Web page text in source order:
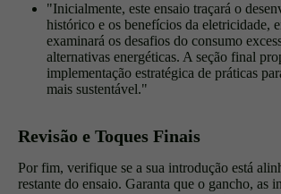
"Inicialmente, este ensaio traçará o
histórico e os benefícios da eletricidade,
examinará os desafios do consumo
alternativas energéticas. A seção final
implementação estratégica de práticas
mais sustentável."
Revisão e Toques Finais
Por fim, verifique se a sua introdução está
restante do ensaio. Garanta que o gancho, as